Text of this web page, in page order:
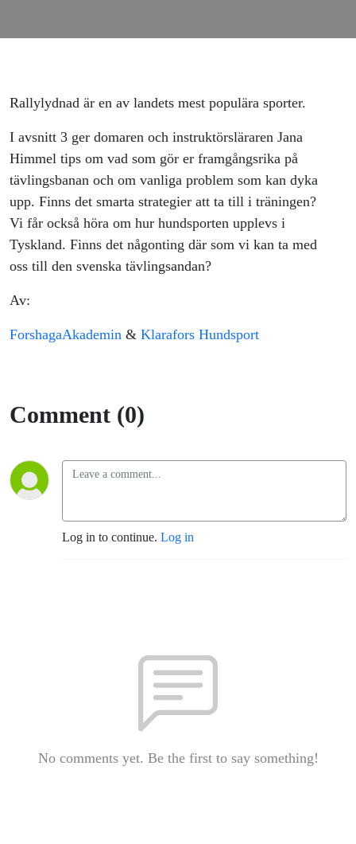
Rallylydnad är en av landets mest populära sporter.
I avsnitt 3 ger domaren och instruktörsläraren Jana
Himmel tips om vad som gör er framgångsrika på
tävlingsbanan och om vanliga problem som kan dyka
upp. Finns det smarta strategier att ta till i träningen?
Vi får också höra om hur hundsporten upplevs i
Tyskland. Finns det någonting där som vi kan ta med
oss till den svenska tävlingsandan?
Av:
ForshagaAkademin & Klarafors Hundsport
Comment (0)
Log in to continue. Log in
No comments yet. Be the first to say something!